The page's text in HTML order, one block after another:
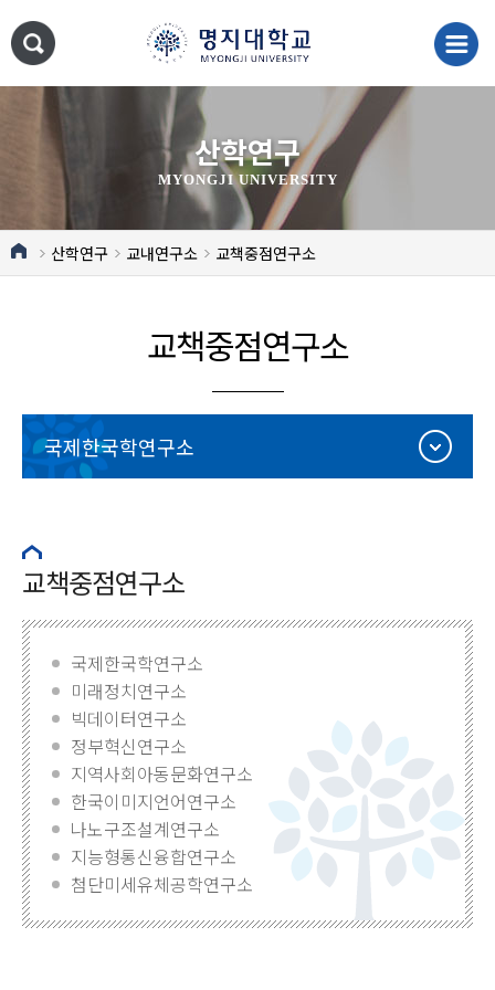
산학연구
MYONGJI UNIVERSITY
산학연구 교내연구소 교책중점연구소
교책중점연구소
국제한국학연구소
교책중점연구소
국제한국학연구소
미래정치연구소
빅데이터연구소
정부혁신연구소
지역사회아동문화연구소
한국이미지언어연구소
나노구조설계연구소
지능형통신융합연구소
첨단미세유체공학연구소